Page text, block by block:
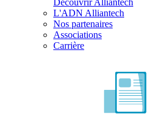
Découvrir Alliantech
L'ADN Alliantech
Nos partenaires
Associations
Carrière